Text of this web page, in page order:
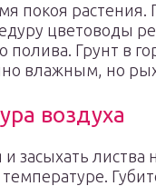
покоя растения.
цветоводы
полива. Грунт в
влажным, но
воздуха
и засыхать листва